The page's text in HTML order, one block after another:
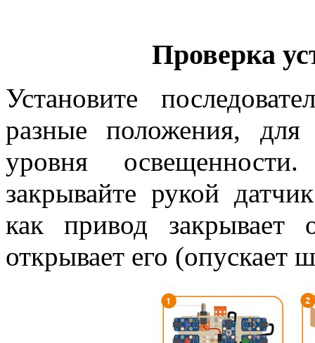
Проверка
Установите
разные положения, для
уровня
закрывайте рукой
как привод
открывает его (опускает